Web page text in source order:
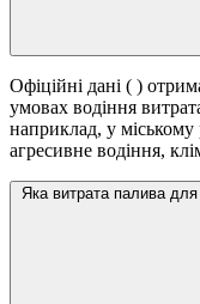
Офіційні дані ( )
умовах водіння
наприклад, у міському
агресивне водіння,
Яка витрата палива